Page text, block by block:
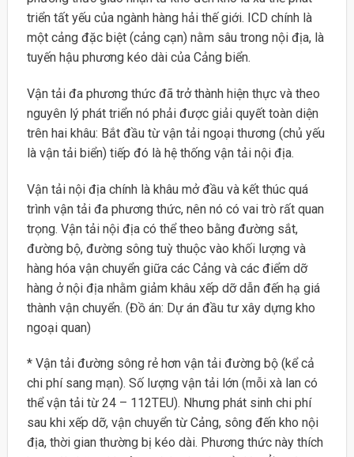
triển tất yếu của ngành hàng hải thế giới. ICD chính là
một cảng đặc biệt (cảng cạn) nằm sâu trong nội địa, là
tuyến hậu phương kéo dài của Cảng biển.
Vận tải đa phương thức đã trở thành hiện thực và theo
nguyên lý phát triển nó phải được giải quyết toàn diện
trên hai khâu: Bắt đầu từ vận tải ngoại thương (chủ yếu
là vận tải biển) tiếp đó là hệ thống vận tải nội địa.
Vận tải nội địa chính là khâu mở đầu và kết thúc quá
trình vận tải đa phương thức, nên nó có vai trò rất quan
trọng. Vận tải nội địa có thể theo bằng đường sắt,
đường bộ, đường sông tuỳ thuộc vào khối lượng và
hàng hóa vận chuyển giữa các Cảng và các điểm dỡ
hàng ở nội địa nhằm giảm khâu xếp dỡ dẫn đến hạ giá
thành vận chuyển. (Đồ án: Dự án đầu tư xây dựng kho
ngoại quan)
* Vận tải đường sông rẻ hơn vận tải đường bộ (kể cả
chi phí sang mạn). Số lượng vận tải lớn (mỗi xà lan có
thể vận tải từ 24 – 112TEU). Nhưng phát sinh chi phí
sau khi xếp dỡ, vận chuyển từ Cảng, sông đến kho nội
địa, thời gian thường bị kéo dài. Phương thức này thích